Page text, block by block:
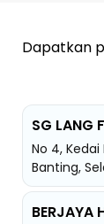
Dapatkan
SG LANG
No 4,
Banting,
BERJAYA